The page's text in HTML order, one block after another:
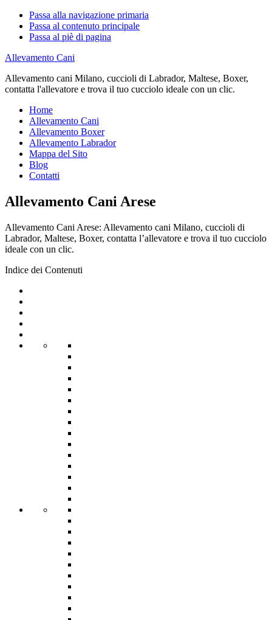
Passa alla navigazione primaria
Passa al contenuto principale
Passa al piè di pagina
Allevamento Cani
Allevamento cani Milano, cuccioli di Labrador, Maltese, Boxer,
contatta l'allevatore e trova il tuo cucciolo ideale con un clic.
Home
Allevamento Cani
Allevamento Boxer
Allevamento Labrador
Mappa del Sito
Blog
Contatti
Allevamento Cani Arese
Allevamento Cani Arese: Allevamento cani Milano, cuccioli di
Labrador, Maltese, Boxer, contatta l’allevatore e trova il tuo cucciolo
ideale con un clic.
Indice dei Contenuti